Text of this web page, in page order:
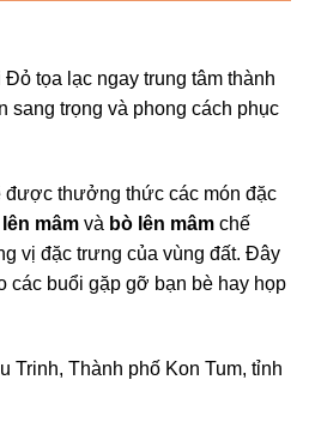
tọa lạc ngay trung tâm thành
sang trọng và phong cách phục
thưởng thức các món đặc
mâm và bò lên mâm chế
vị đặc trưng của vùng đất. Đây
các buổi gặp gỡ bạn bè hay họp
Trinh, Thành phố Kon Tum, tỉnh